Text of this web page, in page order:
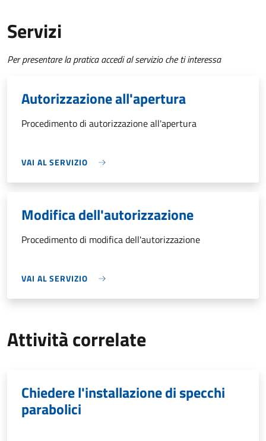
Servizi
Per presentare la pratica accedi al servizio che ti interessa
Autorizzazione all'apertura
Procedimento di autorizzazione all'apertura
VAI AL SERVIZIO
Modifica dell'autorizzazione
Procedimento di modifica dell'autorizzazione
VAI AL SERVIZIO
Attività correlate
Chiedere l'installazione di specchi
parabolici